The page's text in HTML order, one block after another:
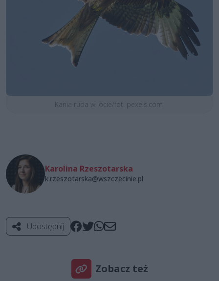
Kania ruda w locie/fot. pexels.com
Karolina Rzeszotarska
k.rzeszotarska@wszczecinie.pl
Udostępnij
Zobacz też